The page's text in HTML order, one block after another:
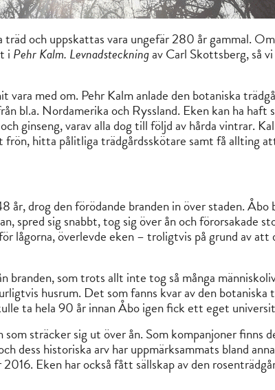
och uppskattas vara ungefär 280 år gammal.
i Pehr Kalm. Levnadsteckningav Carl Skottsberg, så
med om. Pehr Kalm anlade den botaniska
bl.a. Nordamerika och Ryssland. Eken kan ha haft
ginseng, varav alla dog till följd av hårda vintrar.
hitta pålitliga trädgårdsskötare samt få allting
år, drog den förödande branden in över staden. Åbo
spred sig snabbt, tog sig över ån och förorsakade
lågorna, överlevde eken – troligtvis på grund av
som trots allt inte tog så många
husrum. Det som fanns kvar av den
ta hela 90 år innan Åbo igen fick ett eget
sträcker sig ut över ån. Som kompanjoner finns
dess historiska arv har uppmärksammats bland
2016. Eken har också fått sällskap av den